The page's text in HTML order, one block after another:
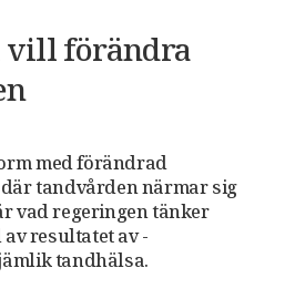
förändra
med förändrad
tandvården närmar sig
vad ­regeringen tänker
av resultatet av
tandhälsa.